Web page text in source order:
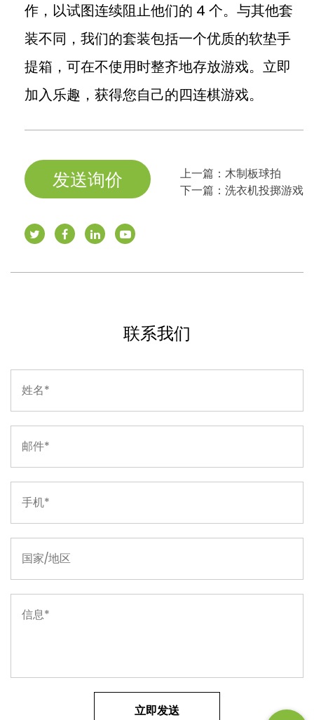
作，以试图连续阻止他们的 4 个。与其他套
装不同，我们的套装包括一个优质的软垫手
提箱，可在不使用时整齐地存放游戏。立即
加入乐趣，获得您自己的四连棋游戏。
发送询价 上一篇： 木制板球拍
下一篇： 洗衣机投掷游戏
联系我们